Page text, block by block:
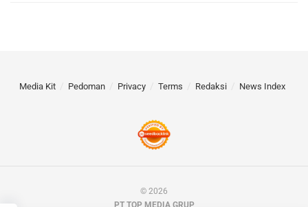
Media Kit Pedoman Privacy Terms Redaksi News Index
© 2026
PT TOP MEDIA GRUP